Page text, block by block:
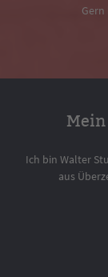
Ich bin Walter
aus